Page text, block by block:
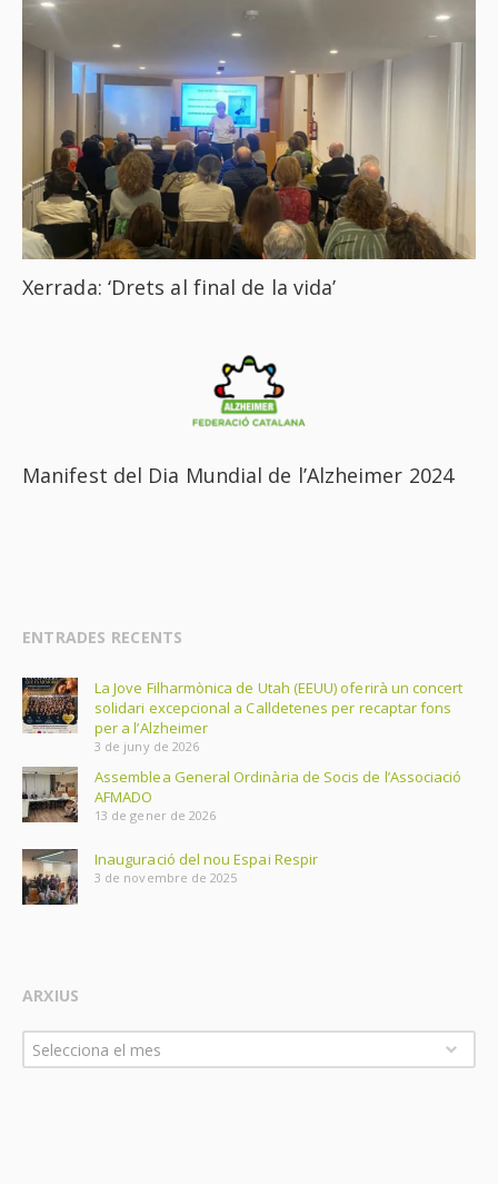
Xerrada: ‘Drets al final de la vida’
Manifest del Dia Mundial de l’Alzheimer 2024
ENTRADES RECENTS
La Jove Filharmònica de Utah (EEUU) oferirà un concert
solidari excepcional a Calldetenes per recaptar fons
per a l’Alzheimer
3 de juny de 2026
Assemblea General Ordinària de Socis de l’Associació
AFMADO
13 de gener de 2026
Inauguració del nou Espai Respir
3 de novembre de 2025
ARXIUS
Arxius
Selecciona el mes